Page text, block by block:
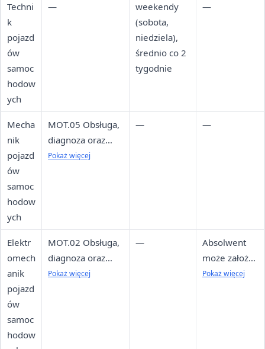
Techni
k
pojazd
ów
samoc
hodow
ych
—
weekendy
(sobota,
niedziela),
średnio co 2
tygodnie
—
Mecha
nik
pojazd
ów
samoc
hodow
ych
MOT.05 Obsługa,
diagnoza oraz
naprawa
Pokaż więcej
— —
Elektr
omech
anik
pojazd
ów
samoc
hodow
MOT.02 Obsługa,
diagnoza oraz
naprawa
Pokaż więcej
—
Absolwent
może założyć
własny
Pokaż więcej